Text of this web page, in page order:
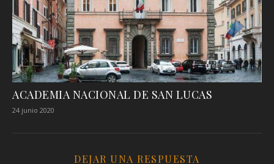
ACADEMIA NACIONAL DE SAN LUCAS
24 junio 2020
DEJAR UNA RESPUESTA